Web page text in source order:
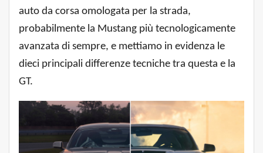
auto da corsa omologata per la strada,
probabilmente la Mustang più tecnologicamente
avanzata di sempre, e mettiamo in evidenza le
dieci principali differenze tecniche tra questa e la
GT.